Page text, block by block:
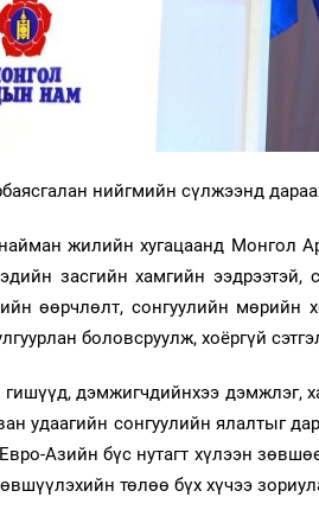
нийгмийн сүлжээнд
жилийн хугацаанд Монгол
засгийн хамгийн
өөрчлөлт, сонгуулийн мөрийн
боловсруулж, хоёргүй
дэмжигчдийнхээ дэмжлэг,
удаагийн сонгуулийн ялалтыг
Азийн бүс нутагт хүлээн
төлөө бүх хүчээ